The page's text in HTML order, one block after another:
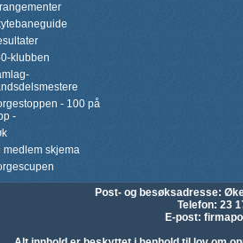
klubben
- 100 på
-
medlem skjema
Post- og besøksadresse:
Telefon: 23
E-post: